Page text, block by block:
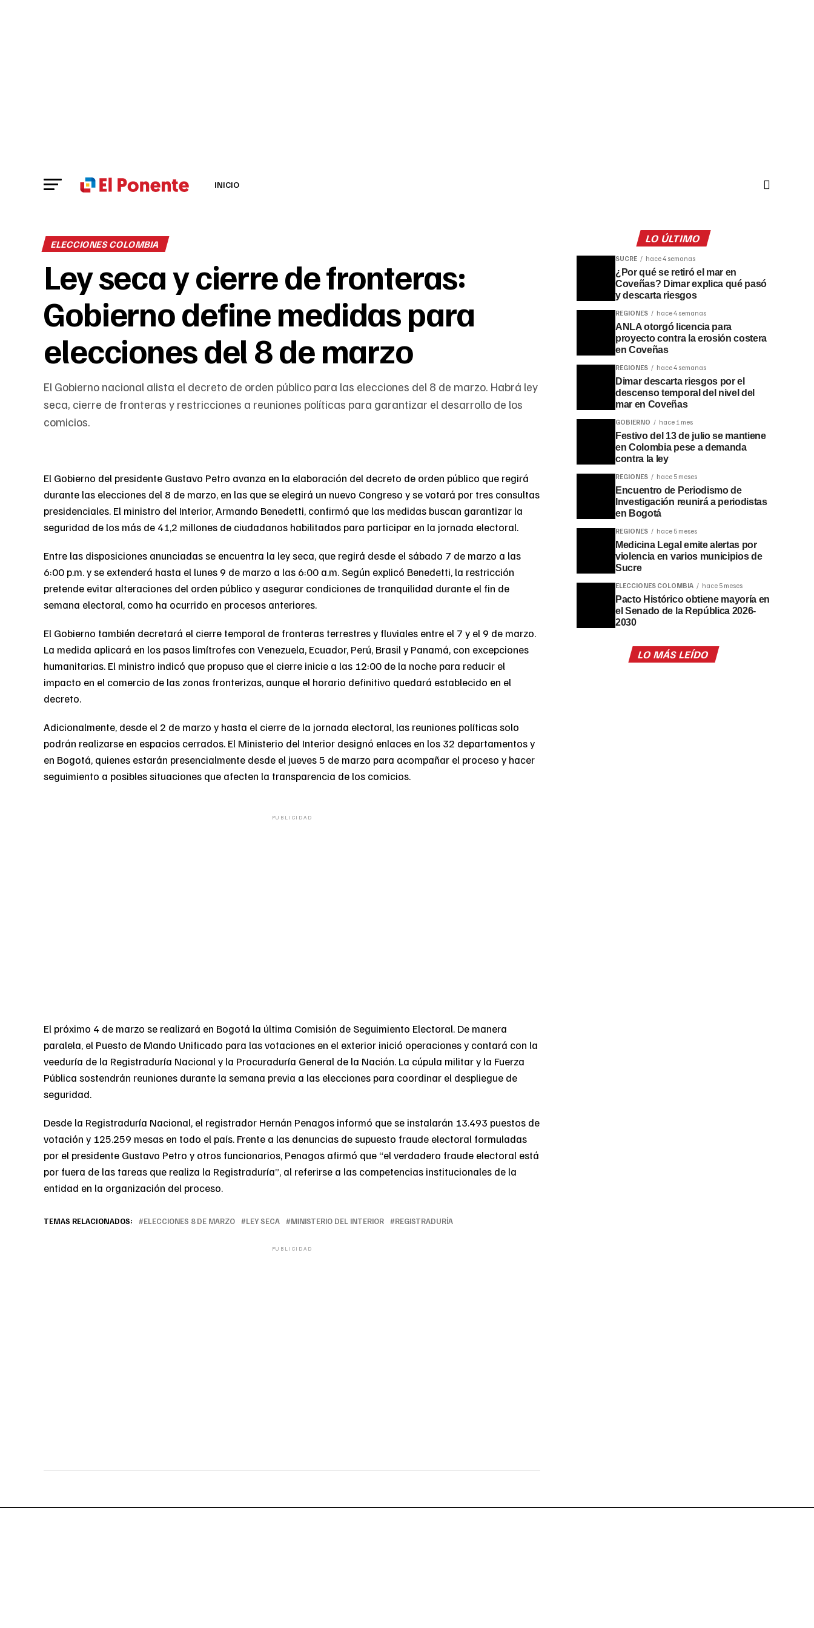
INICIO
ELECCIONES COLOMBIA
Ley seca y cierre de fronteras:
Gobierno define medidas para
elecciones del 8 de marzo
El Gobierno nacional alista el decreto de orden público para las elecciones del 8 de marzo. Habrá ley
seca, cierre de fronteras y restricciones a reuniones políticas para garantizar el desarrollo de los
comicios.
El Gobierno del presidente Gustavo Petro avanza en la elaboración del decreto de orden público que regirá
durante las elecciones del 8 de marzo, en las que se elegirá un nuevo Congreso y se votará por tres consultas
presidenciales. El ministro del Interior, Armando Benedetti, confirmó que las medidas buscan garantizar la
seguridad de los más de 41,2 millones de ciudadanos habilitados para participar en la jornada electoral.
Entre las disposiciones anunciadas se encuentra la ley seca, que regirá desde el sábado 7 de marzo a las
6:00 p.m. y se extenderá hasta el lunes 9 de marzo a las 6:00 a.m. Según explicó Benedetti, la restricción
pretende evitar alteraciones del orden público y asegurar condiciones de tranquilidad durante el fin de
semana electoral, como ha ocurrido en procesos anteriores.
El Gobierno también decretará el cierre temporal de fronteras terrestres y fluviales entre el 7 y el 9 de marzo.
La medida aplicará en los pasos limítrofes con Venezuela, Ecuador, Perú, Brasil y Panamá, con excepciones
humanitarias. El ministro indicó que propuso que el cierre inicie a las 12:00 de la noche para reducir el
impacto en el comercio de las zonas fronterizas, aunque el horario definitivo quedará establecido en el
decreto.
Adicionalmente, desde el 2 de marzo y hasta el cierre de la jornada electoral, las reuniones políticas solo
podrán realizarse en espacios cerrados. El Ministerio del Interior designó enlaces en los 32 departamentos y
en Bogotá, quienes estarán presencialmente desde el jueves 5 de marzo para acompañar el proceso y hacer
seguimiento a posibles situaciones que afecten la transparencia de los comicios.
PUBLICIDAD
El próximo 4 de marzo se realizará en Bogotá la última Comisión de Seguimiento Electoral. De manera
paralela, el Puesto de Mando Unificado para las votaciones en el exterior inició operaciones y contará con la
veeduría de la Registraduría Nacional y la Procuraduría General de la Nación. La cúpula militar y la Fuerza
Pública sostendrán reuniones durante la semana previa a las elecciones para coordinar el despliegue de
seguridad.
Desde la Registraduría Nacional, el registrador Hernán Penagos informó que se instalarán 13.493 puestos de
votación y 125.259 mesas en todo el país. Frente a las denuncias de supuesto fraude electoral formuladas
por el presidente Gustavo Petro y otros funcionarios, Penagos afirmó que “el verdadero fraude electoral está
por fuera de las tareas que realiza la Registraduría”, al referirse a las competencias institucionales de la
entidad en la organización del proceso.
TEMAS RELACIONADOS: ELECCIONES 8 DE MARZO LEY SECA MINISTERIO DEL INTERIOR REGISTRADURÍA
PUBLICIDAD
LO ÚLTIMO
SUCRE hace 4 semanas
¿Por qué se retiró el mar en
Coveñas? Dimar explica qué pasó
y descarta riesgos
REGIONES hace 4 semanas
ANLA otorgó licencia para
proyecto contra la erosión costera
en Coveñas
REGIONES hace 4 semanas
Dimar descarta riesgos por el
descenso temporal del nivel del
mar en Coveñas
GOBIERNO hace 1 mes
Festivo del 13 de julio se mantiene
en Colombia pese a demanda
contra la ley
REGIONES hace 5 meses
Encuentro de Periodismo de
Investigación reunirá a periodistas
en Bogotá
REGIONES hace 5 meses
Medicina Legal emite alertas por
violencia en varios municipios de
Sucre
ELECCIONES COLOMBIA hace 5 meses
Pacto Histórico obtiene mayoría en
el Senado de la República 2026-
2030
LO MÁS LEÍDO